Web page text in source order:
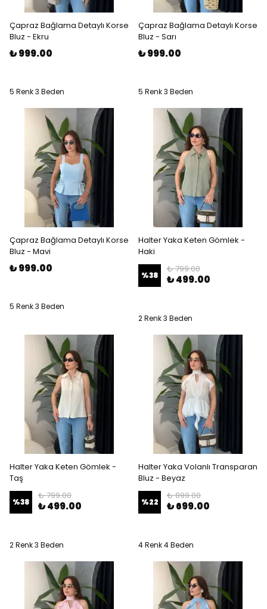
Çapraz Bağlama Detaylı Korse
Bluz - Ekru
₺ 999.00
5 Renk 3 Beden
Çapraz Bağlama Detaylı Korse
Bluz - Sarı
₺ 999.00
5 Renk 3 Beden
Çapraz Bağlama Detaylı Korse
Bluz - Mavi
₺ 999.00
5 Renk 3 Beden
Halter Yaka Keten Gömlek -
Haki
%38
₺ 799.00
₺ 499.00
2 Renk 3 Beden
Halter Yaka Keten Gömlek -
Taş
%38
₺ 799.00
₺ 499.00
2 Renk 3 Beden
Halter Yaka Volanlı Transparan
Bluz - Beyaz
%22
₺ 899.00
₺ 699.00
4 Renk 4 Beden